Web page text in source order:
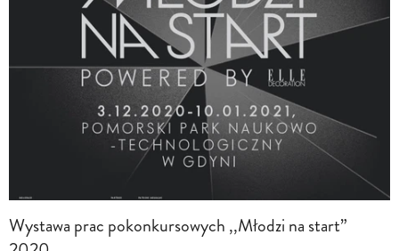
Wystawa prac pokonkursowych ,,Młodzi na start”